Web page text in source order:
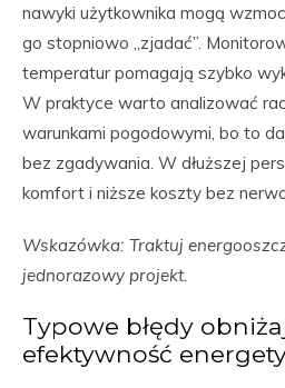
nawyki użytkownika mogą
go stopniowo „zjadać”.
temperatur pomagają szybko
W praktyce warto analizować
warunkami pogodowymi, bo to
bez zgadywania. W dłuższej
komfort i niższe koszty bez
Wskazówka: Traktuj
jednorazowy projekt.
Typowe błędy
efektywność